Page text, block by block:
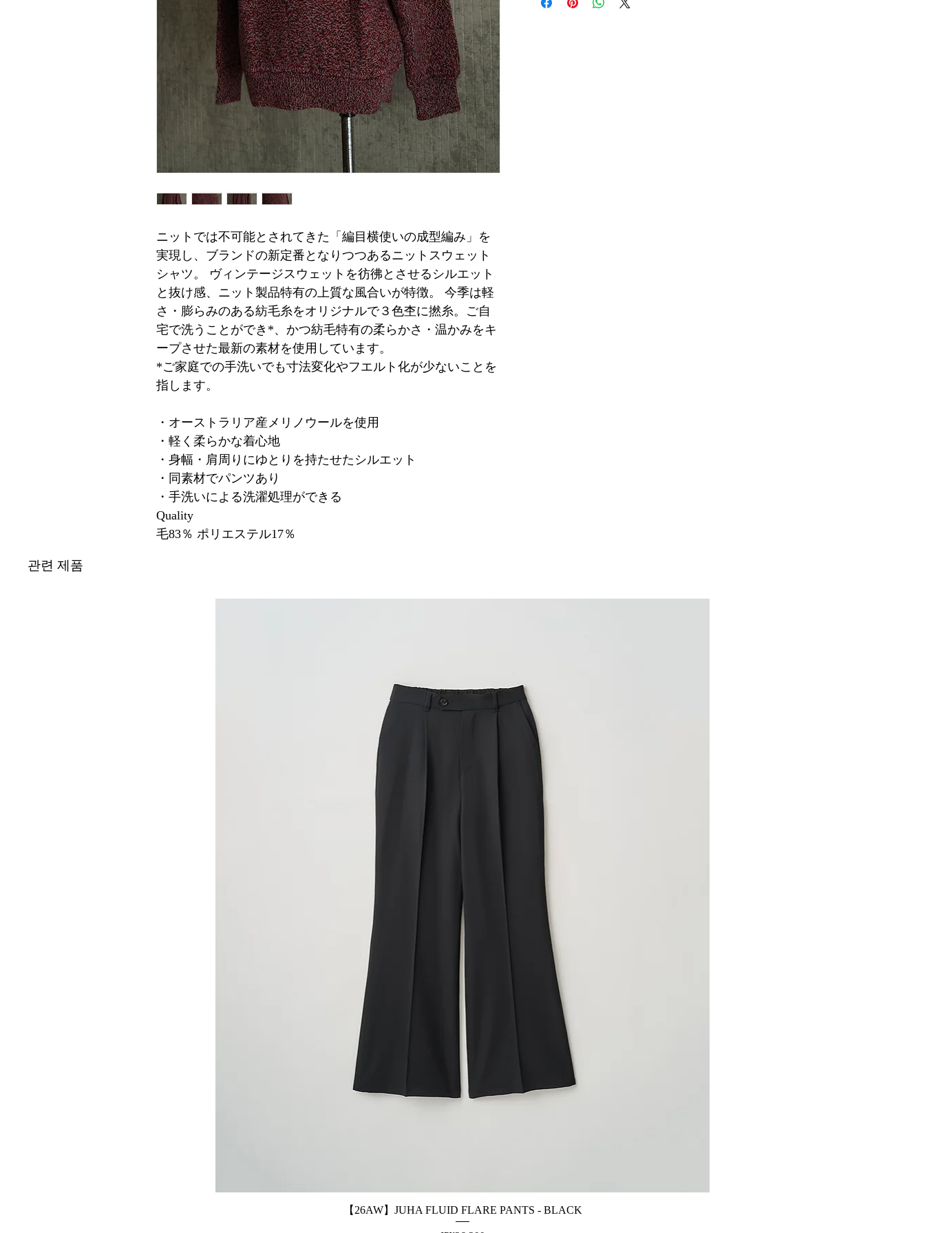
ニットでは不可能とされてきた「編目横使いの成型編み」を
実現し、ブランドの新定番となりつつあるニットスウェット
シャツ。 ヴィンテージスウェットを彷彿とさせるシルエット
と抜け感、ニット製品特有の上質な風合いが特徴。 今季は軽
さ・膨らみのある紡毛糸をオリジナルで３色杢に撚糸。ご自
宅で洗うことができ*、かつ紡毛特有の柔らかさ・温かみをキ
ープさせた最新の素材を使用しています。
*ご家庭での手洗いでも寸法変化やフエルト化が少ないことを
指します。
・オーストラリア産メリノウールを使用
・軽く柔らかな着心地
・身幅・肩周りにゆとりを持たせたシルエット
・同素材でパンツあり
・手洗いによる洗濯処理ができる
Quality
毛83％ ポリエステル17％
관련 제품
제품보기
【26AW】JUHA FLUID FLARE PANTS - BLACK